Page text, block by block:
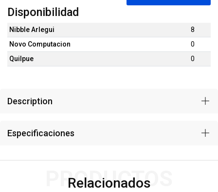
Disponibilidad
Nibble Arlegui
8
Novo Computacion
0
Quilpue
0
Description
Especificaciones
Relacionados
PRODUCTOS